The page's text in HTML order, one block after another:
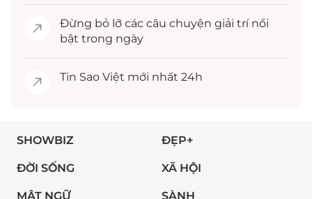
Đừng bỏ lỡ các câu chuyện giải trínổi
bật trong ngày
Tin Sao Việt mới nhất 24h
SHOWBIZ ĐẸP+
ĐỜI SỐNG XÃ HỘI
MẬT NGỮ SÀNH